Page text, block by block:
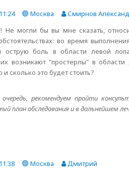
Москва
Смирнов
Не могли бы вы мне сказать,
во время
острую боль в области левой
возникают "простерлы" в
и сколько это будет стоить?
рекомендуем пройти
план обследования и в дальнейшем
Москва
Дмитрий